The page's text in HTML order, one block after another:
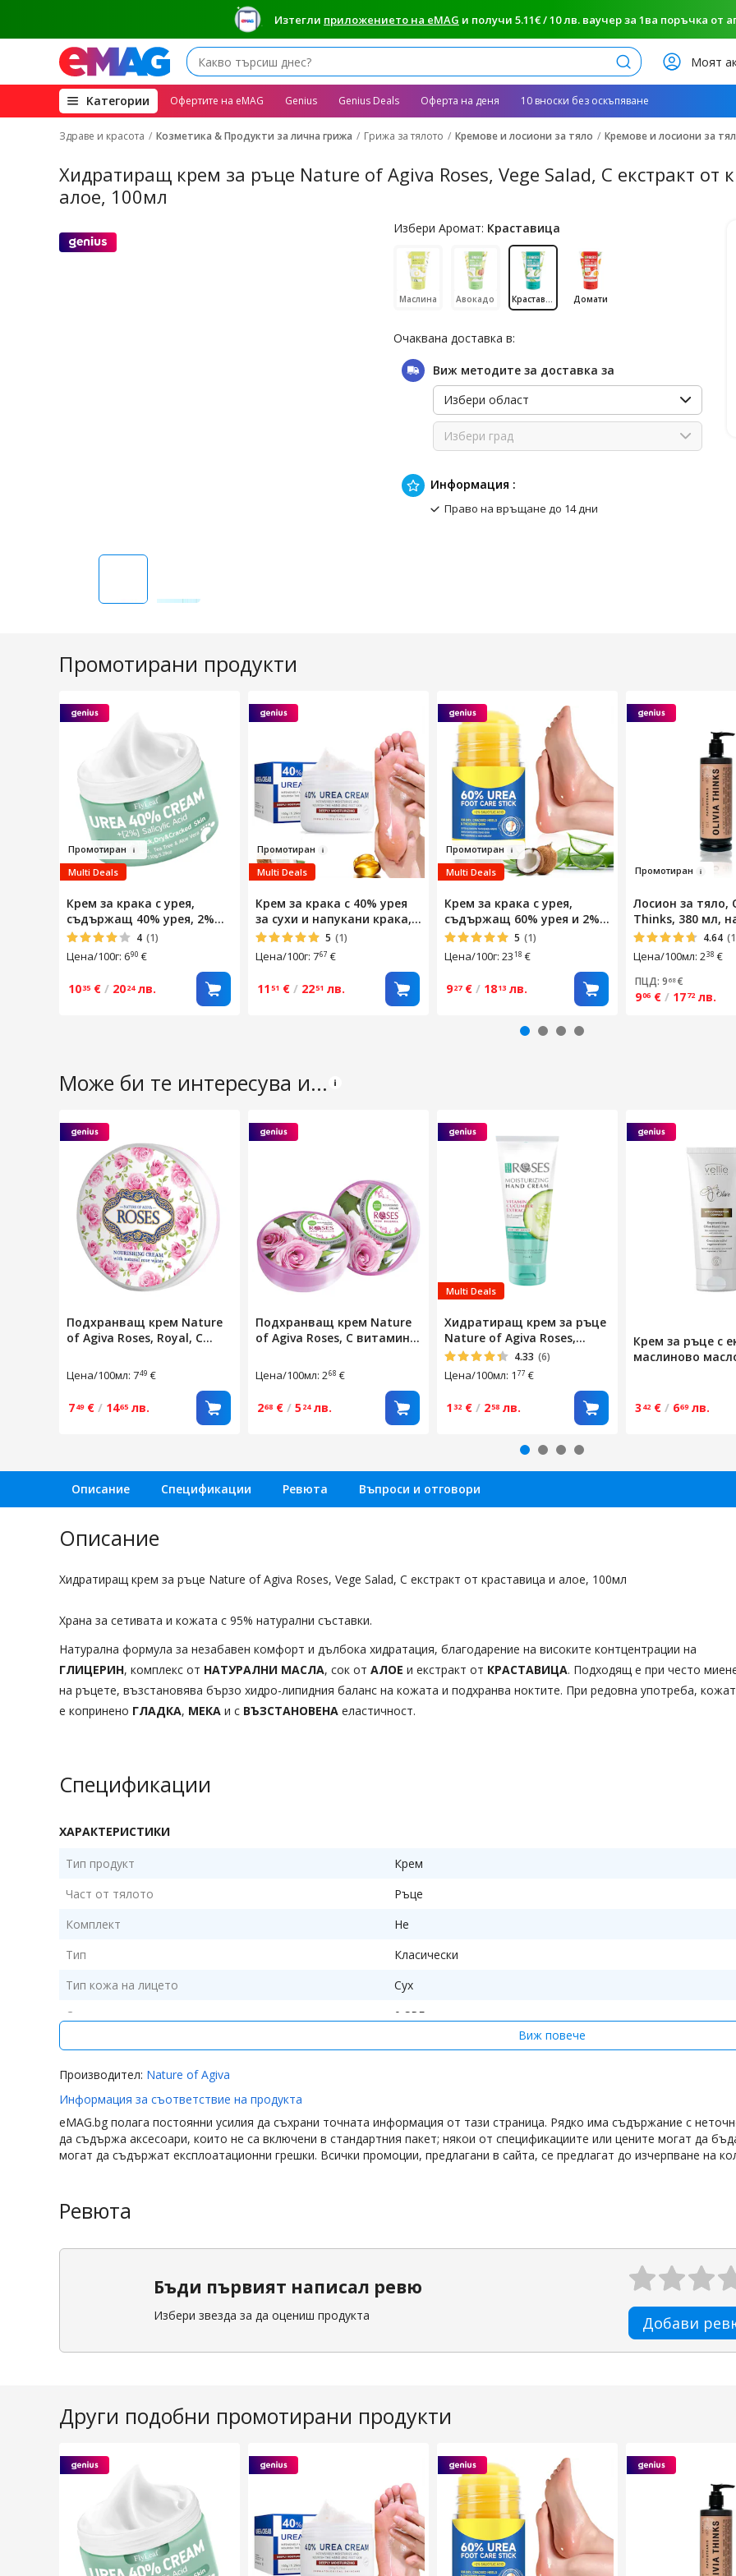
Изтегли приложението на eMAG и получи 5.11€ / 10 лв. ваучер за 1ва поръчка от
Търси Моят
Kатегории (open
megamenu)
Офертите на eMAG Genius Genius Deals Оферта на деня 10 вноски без оскъпяване
Здраве и красота Козметика & Продукти за лична грижа Грижа за тялото Кремове и лосиони за тяло Кремове и лосиони за
Хидратиращ крем за ръце Nature of Agiva Roses, Vege Salad, С екстракт от
алое, 100мл
Избери Аромат: Краставица
Маслина Авокадо Краставица Домати
Очаквана доставка в:
Виж методите за доставка за
Избери област
Избери град
Информация :
Право на връщане до 14 дни
Промотирани продукти
Промотиран
Multi Deals
Крем за крака с урея,
съдържащ 40% урея, 2%
салицилова киселина,
чаено дърво и алое вера,
хидратиращ и
мазоли, подходящ за суха,
4 (1)
Цена/100г: 690 €
1035 € / 2024 лв.
Промотиран
Multi Deals
Крем за крака с 40% урея
за сухи и напукани крака,
против мазоли,
интензивен пилинг, 150гр
5 (1)
Цена/100г: 767 €
1151 € / 2251 лв.
Промотиран
Multi Deals
Крем за крака с урея,
съдържащ 60% урея и 2%
салицилова киселина,
хидратира и премахва
мазолите и мъртвата
кожа. Подходящ за сухи и
напукани пети, ръце и
5 (1)
Цена/100г: 2318 €
927 € / 1813 лв.
Промотиран
Лосион за тяло,
Thinks, 380 мл,
мащерка,
екстракт от
хигроскопични
0% парабени, 0%
минерално
4.64
Цена/100мл: 238 €
ПЦД: 9 68 €
906 € / 1772 лв.
Може би те интересува и...
Подхранващ крем Nature
of Agiva Roses, Royal, С
роза, 100мл
Цена/100мл: 749 €
749 € / 1465 лв.
Подхранващ крем Nature
of Agiva Roses, С витамин
розова вода, 100мл
Цена/100мл: 268 €
268 € / 5 24 лв.
Multi Deals
Хидратиращ крем за ръце
Nature of Agiva Roses,
Vitamin C, Екстракт от
краставица, 75мл
4.33 (6)
Цена/100мл: 1 77 €
132 € / 258 лв.
Крем за ръце с
маслиново
3 42 € / 669 лв.
Описание Спецификации Ревюта Въпроси и отговори
Описание
Хидратиращ крем за ръце Nature of Agiva Roses, Vege Salad, С екстракт от краставица и алое, 100мл
Храна за сетивата и кожата с 95% натурални съставки.
Натурална формула за незабавен комфорт и дълбока хидратация, благодарение на високите контцентрации на
ГЛИЦЕРИН, комплекс от НАТУРАЛНИ МАСЛА, сок от АЛОЕ и екстракт от КРАСТАВИЦА. Подходящ е при често
на ръцете, възстановява бързо хидро-липидния баланс на кожата и подхранва ноктите. При редовна употреба,
е копринено ГЛАДКА, МЕКА и с ВЪЗСТАНОВЕНА еластичност.
Спецификации
ХАРАКТЕРИСТИКИ
Тип продукт
Крем
Част от тялото
Ръце
Комплект
Не
Тип
Класически
Тип кожа на лицето
Сух
Слънцезащита
0 SPF
Свойства
Предимства
Брой/комплект
1
Съдържание пакет
1 х Крем за ръце
РАЗМЕРИ
Виж повече
Производител: Nature of Agiva
Информация за съответствие на продукта
eMAG.bg полага постоянни усилия да съхрани точната информация от тази страница. Рядко има съдържание с
да съдържа аксесоари, които не са включени в стандартния пакет; някои от спецификациите или цените могат да
могат да съдържат експлоатационни грешки. Всички промоции, предлагани в сайта, се предлагат до изчерпване на
Ревюта
Бъди първият написал ревю
Избери звезда за да оцениш продукта
Rating:
Добави
Други подобни промотирани продукти